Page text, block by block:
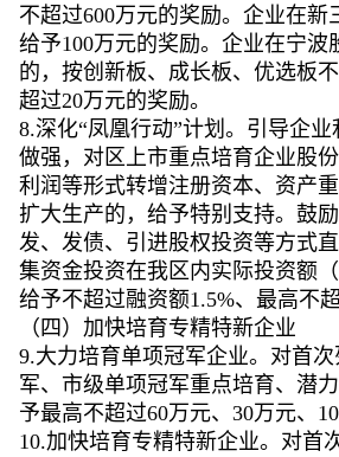
不超过600万元的奖励。企业在新
给予100万元的奖励。企业在宁波
的，按创新板、成长板、优选板
超过20万元的奖励。
8.深化“凤凰行动”计划。引导企
做强，对区上市重点培育企业股
利润等形式转增注册资本、资产
扩大生产的，给予特别支持。鼓
发、发债、引进股权投资等方式
集资金投资在我区内实际投资额（
给予不超过融资额1.5%、最高不
（四）加快培育专精特新企业
9.大力培育单项冠军企业。对首
军、市级单项冠军重点培育、潜
予最高不超过60万元、30万元、
10.加快培育专精特新企业。对首